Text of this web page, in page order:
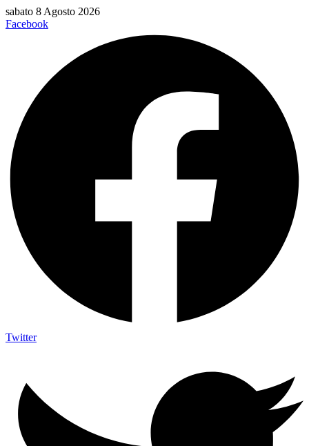
Vai
al
sabato 8 Agosto 2026
Facebook
Twitter